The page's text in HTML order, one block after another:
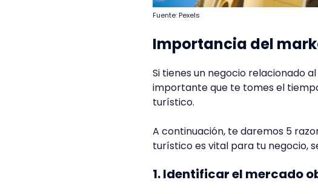
Fuente: Pexels
Importancia del
Si tienes un negocio relacionado
importante que te tomes el
turístico.
A continuación, te daremos 5
turístico es vital para tu negocio,
1. Identificar el mercado